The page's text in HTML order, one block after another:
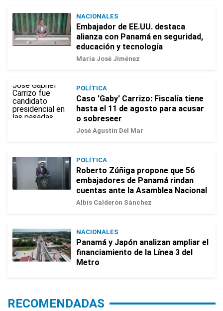
NACIONALES
Embajador de EE.UU. destaca
alianza con Panamá en seguridad,
educación y tecnología
María José Jiménez
POLÍTICA
Caso 'Gaby' Carrizo: Fiscalía tiene
hasta el 11 de agosto para acusar
o sobreseer
José Agustín Del Mar
POLÍTICA
Roberto Zúñiga propone que 56
embajadores de Panamá rindan
cuentas ante la Asamblea Nacional
Albis Calderón Sánchez
NACIONALES
Panamá y Japón analizan ampliar el
financiamiento de la Línea 3 del
Metro
RECOMENDADAS